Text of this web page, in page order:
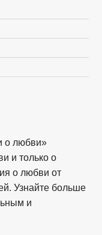
о любви»
и только о
о любви от
Узнайте больше
и